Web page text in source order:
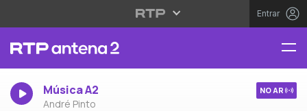
Entrar
Música A2
André Pinto
NO AR